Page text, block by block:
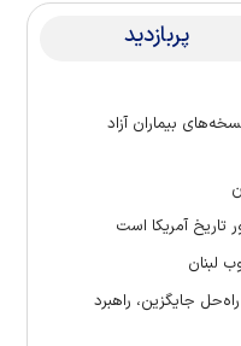
پربازدید
بیماران آزاد
آمریکا است
لبنان
جایگزین، راهبرد